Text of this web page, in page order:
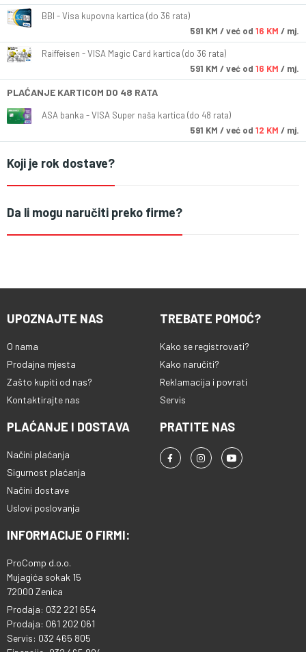
BBI - Visa kupovna kartica (do 36 rata)
591 KM / već od 16 KM / mj.
Raiffeisen - VISA Magic Card kartica (do 36 rata)
591 KM / već od 16 KM / mj.
PLAĆANJE KARTICOM DO 48 RATA
ASA banka - VISA Super naša kartica (do 48 rata)
591 KM / već od 12 KM / mj.
Koji je rok dostave?
Da li mogu naručiti preko firme?
UPOZNAJTE NAS
O nama
Prodajna mjesta
Zašto kupiti od nas?
Kontaktirajte nas
TREBATE POMOĆ?
Kako se registrovati?
Kako naručiti?
Reklamacija i povrati
Servis
PLAĆANJE I DOSTAVA
Načini plaćanja
Sigurnost plaćanja
Načini dostave
Uslovi poslovanja
PRATITE NAS
INFORMACIJE O FIRMI:
ProComp d.o.o.
Mujagića sokak 15
72000 Zenica
Prodaja: 032 221 654
Prodaja: 061 202 061
Servis: 032 465 805